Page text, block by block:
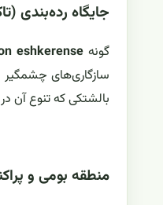
جایگاه رده‌بندی
گونه eshkerense
سازگاری‌های
بالشتکی که تنوع آن
منطقه بومی و